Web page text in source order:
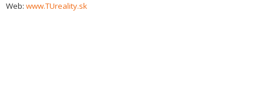
Web: www.TUreality.sk